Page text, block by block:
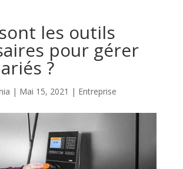
les outils
pour gérer
?
| Mai 15, 2021 | Entreprise